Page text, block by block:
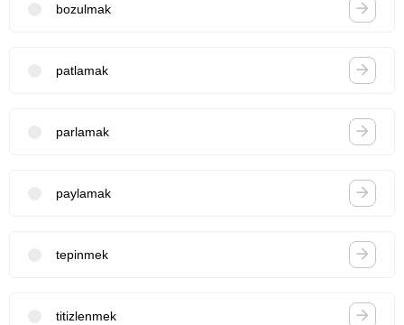
bozulmak
patlamak
parlamak
paylamak
tepinmek
titizlenmek